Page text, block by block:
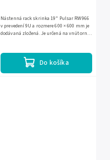
Do košíka
Nástenná rack skrinka 19" Pulsar RW966
v prevedení 9U a rozmere 600 × 600 mm je
dodávaná zložená. Je určená na vnútorné